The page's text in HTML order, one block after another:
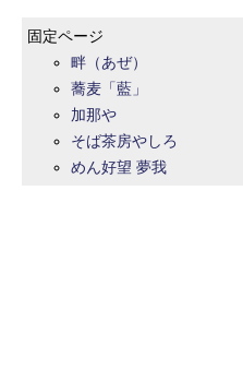
固定ページ
畔（あぜ）
蕎麦「藍」
加那や
そば茶房やしろ
めん好望 夢我